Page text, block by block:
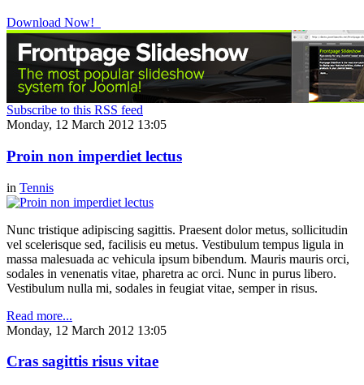
Download Now!
Subscribe to this RSS feed
Monday, 12 March 2012 13:05
Proin non imperdiet lectus
in Tennis
Nunc tristique adipiscing sagittis. Praesent dolor metus, sollicitudin
vel scelerisque sed, facilisis eu metus. Vestibulum tempus ligula in
massa malesuada ac vehicula ipsum bibendum. Mauris mauris orci,
sodales in venenatis vitae, pharetra ac orci. Nunc in purus libero.
Vestibulum nulla mi, sodales in feugiat vitae, semper in risus.
Read more...
Monday, 12 March 2012 13:05
Cras sagittis risus vitae